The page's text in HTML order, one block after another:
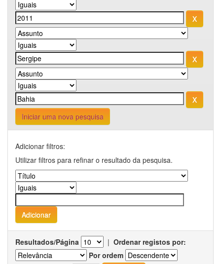
Iniciar uma nova pesquisa
Adicionar filtros:
Utilizar filtros para refinar o resultado da pesquisa.
Resultados/Página | Ordenar registos por:
Por ordem